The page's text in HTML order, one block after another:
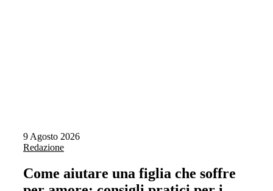
9 Agosto 2026
Redazione
Come aiutare una figlia che soffre